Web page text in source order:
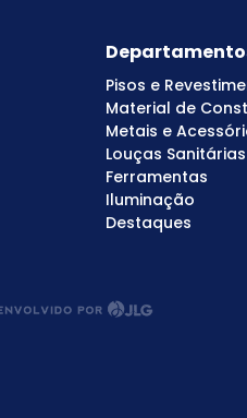
Pisos e
Material de
Metais e
Louças Sanitárias
Ferramentas
Iluminação
Destaques